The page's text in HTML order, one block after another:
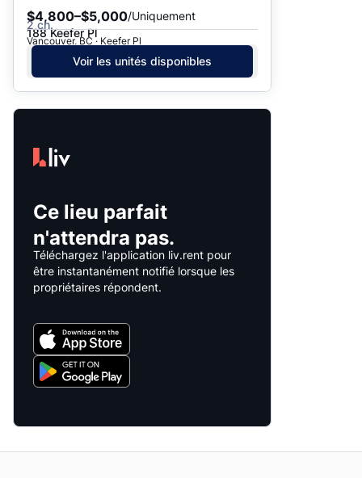
$4,800–$5,000/Uniquement
2 ch.
188 Keefer Pl
Vancouver, BC · Keefer Pl
Voir les unités disponibles
Ce lieu parfait
n'attendra pas.
Téléchargez l'application liv.rent pour
être instantanément notifié lorsque les
propriétaires répondent.